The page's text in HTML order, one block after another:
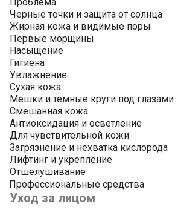
Черные точки и защита от солнца
Жирная кожа и видимые поры
Первые морщины
Насыщение
Гигиена
Увлажнение
Сухая кожа
Мешки и темные круги под глазами
Смешанная кожа
Антиоксидация и осветление
Для чувствительной кожи
Загрязнение и нехватка кислорода
Лифтинг и укрепление
Отшелушивание
Профессиональные средства
Уход за лицом